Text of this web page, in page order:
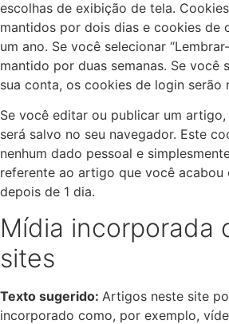
escolhas de exibição de tela.
mantidos por dois dias e cookies de
um ano. Se você selecionar
mantido por duas semanas. Se você
sua conta, os cookies de login serão
Se você editar ou publicar um
será salvo no seu navegador. Este
nenhum dado pessoal e
referente ao artigo que você acabou
depois de 1 dia.
Mídia incorporada
sites
Texto sugerido: Artigos neste site
incorporado como, por exemplo,